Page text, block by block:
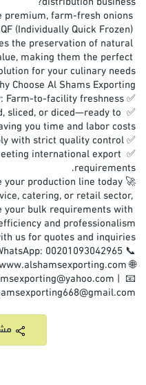
premium, farm-fresh onions
(Individually Quick Frozen)
the preservation of natural
making them the perfect
sliced, or diced—ready to
international export
catering, or retail sector,
your bulk requirements with
|